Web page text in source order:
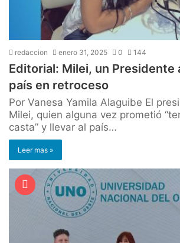
redaccion enero 31, 2025 0 144
Editorial: Milei, un Presidente
país en retroceso
Por Vanesa Yamila Alaguibe El
Milei, quien alguna vez prometió
casta” y llevar al país…
Leer mas »